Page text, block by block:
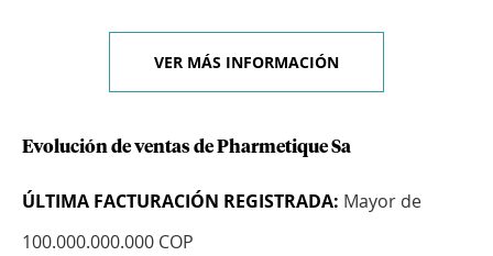
VER MÁS INFORMACIÓN
Evolución de ventas de Pharmetique Sa
ÚLTIMA FACTURACIÓN REGISTRADA: Mayor de
100.000.000.000 COP